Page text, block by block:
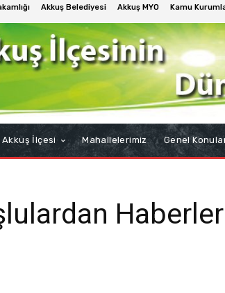
Akkuş Belediyesi Akkuş MYO Kamu
Akkuş İlçesi Mahallelerimiz Genel